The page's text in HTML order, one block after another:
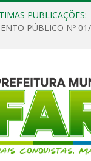
PUBLICAÇÕES: